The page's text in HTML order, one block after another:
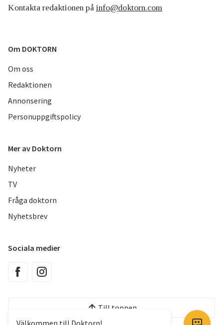
Välkommen till Doktorn!
Kontakta redaktionen på info@doktorn.com
Om DOKTORN
Om oss
Redaktionen
Annonsering
Personuppgiftspolicy
Mer av Doktorn
Nyheter
TV
Fråga doktorn
Nyhetsbrev
Sociala medier
Till toppen